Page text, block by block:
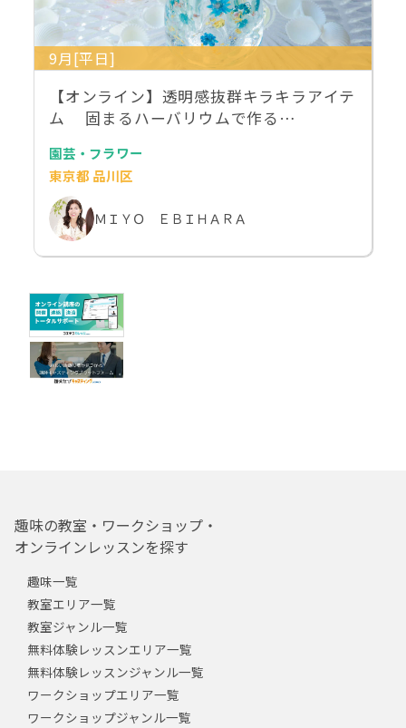
9月[平日]
【オンライン】透明感抜群キラキラアイテ
ム 固まるハーバリウムで作る…
園芸・フラワー
東京都 品川区
ＭＩＹＯ ＥＢＩＨＡＲＡ
趣味の教室・ワークショップ・
オンラインレッスンを探す
趣味一覧
教室エリア一覧
教室ジャンル一覧
無料体験レッスンエリア一覧
無料体験レッスンジャンル一覧
ワークショップエリア一覧
ワークショップジャンル一覧